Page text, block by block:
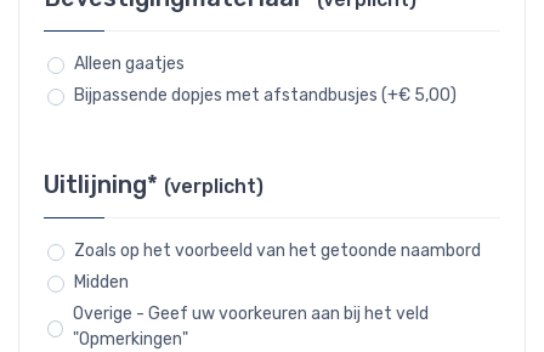
Alleen gaatjes
Bijpassende dopjes met afstandbusjes (+€ 5,00)
Uitlijning* (verplicht)
Zoals op het voorbeeld van het getoonde naambord
Midden
Overige - Geef uw voorkeuren aan bij het veld
"Opmerkingen"